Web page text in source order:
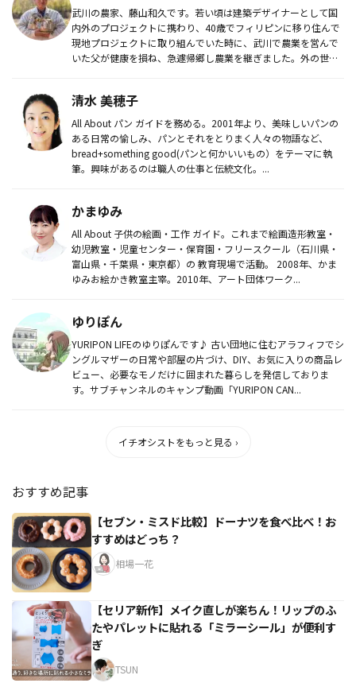
武川の農家、藤山和久です。若い頃は建築デザイナーとして国
内外のプロジェクトに携わり、40歳でフィリピンに移り住んで
現地プロジェクトに取り組んでいた時に、武川で農業を営んで
いた父が健康を損ね、急遽帰郷し農業を継ぎました。外の世界
清水 美穂子
All About パン ガイドを務める。2001年より、美味しいパンの
ある日常の愉しみ、パンとそれをとりまく人々の物語など、
bread+something good(パンと何かいいもの）をテーマに執
筆。興味があるのは職人の仕事と伝統文化。...
かまゆみ
All About 子供の絵画・工作 ガイド。これまで絵画造形教室・
幼児教室・児童センター・保育園・フリースクール（石川県・
富山県・千葉県・東京都）の 教育現場で活動。 2008年、かま
ゆみお絵かき教室主宰。2010年、アート団体ワーク...
ゆりぽん
YURIPON LIFEのゆりぽんです♪ 古い団地に住むアラフィフでシ
ングルマザーの日常や部屋の片づけ、DIY、お気に入りの商品レ
ビュー、必要なモノだけに囲まれた暮らしを発信しておりま
す。サブチャンネルのキャンプ動画「YURIPON CAN...
イチオシストをもっと見る ›
おすすめ記事
【セブン・ミスド比較】ドーナツを食べ比べ！お
すすめはどっち？
相場一花
【セリア新作】メイク直しが楽ちん！リップのふ
たやパレットに貼れる「ミラーシール」が便利す
ぎ
TSUN